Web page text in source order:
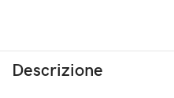
Descrizione